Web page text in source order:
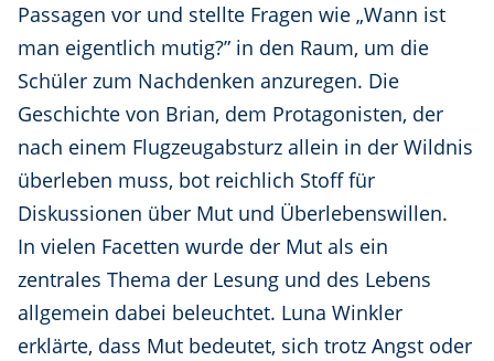
Passagen vor und stellte Fragen wie „Wann ist
man eigentlich mutig?” in den Raum, um die
Schüler zum Nachdenken anzuregen. Die
Geschichte von Brian, dem Protagonisten, der
nach einem Flugzeugabsturz allein in der Wildnis
überleben muss, bot reichlich Stoff für
Diskussionen über Mut und Überlebenswillen.
In vielen Facetten wurde der Mut als ein
zentrales Thema der Lesung und des Lebens
allgemein dabei beleuchtet. Luna Winkler
erklärte, dass Mut bedeutet, sich trotz Angst oder